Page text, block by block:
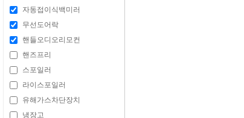
자동접이식백미러
무선도어락
핸들오디오리모컨
핸즈프리
스포일러
라이스포일러
유해가스차단장치
냉장고